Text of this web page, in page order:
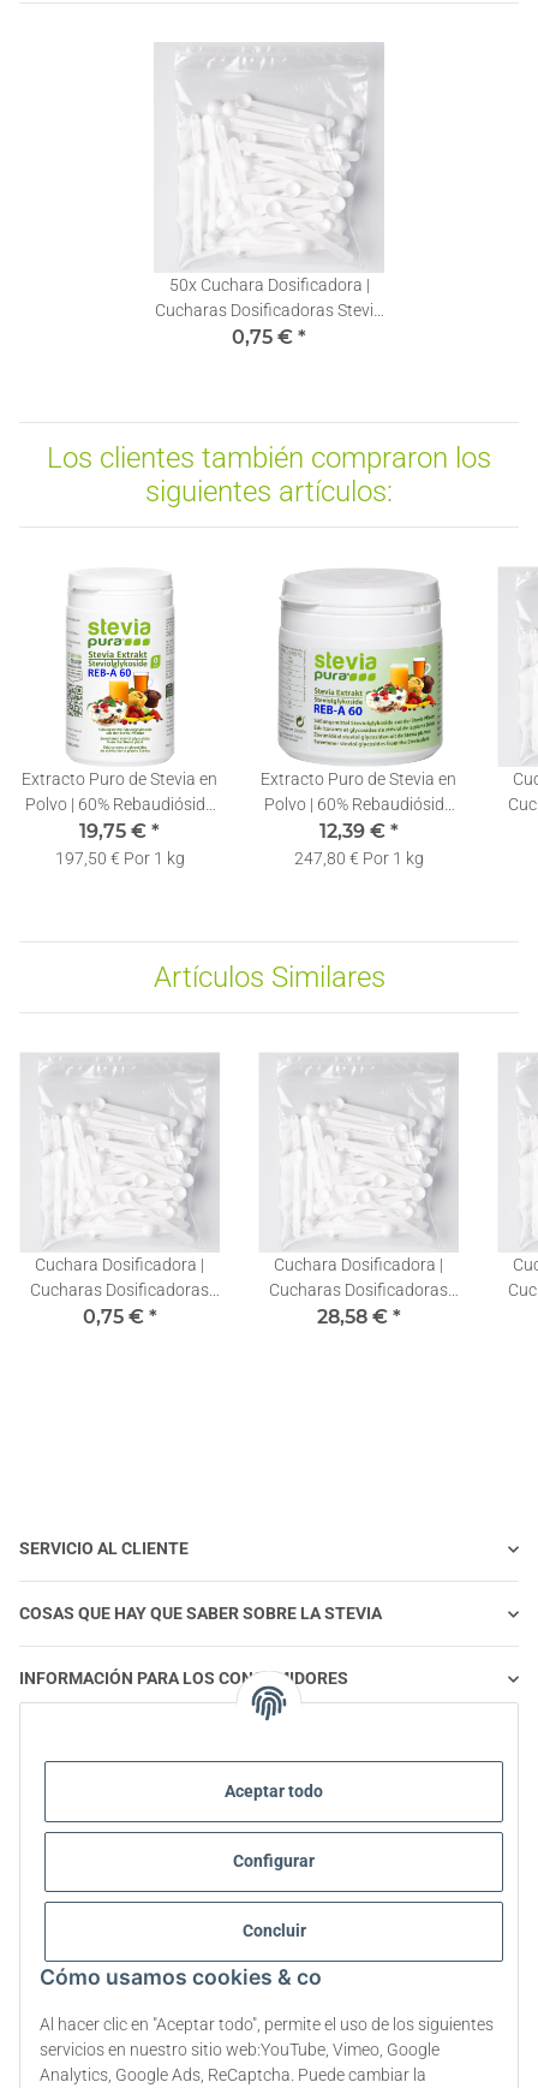
Aceptar todo
Configurar
Concluir
Cómo usamos cookies & co
Al hacer clic en "Aceptar todo", permite el uso de los siguientes
servicios en nuestro sitio web:YouTube, Vimeo, Google
Analytics, Google Ads, ReCaptcha. Puede cambiar la
50x Cuchara Dosificadora |
Cucharas Dosificadoras Stevia
0,10ml | 1 Pieza
0,75 € *
Los clientes también compraron los
siguientes artículos:
Extracto Puro de Stevia en
Polvo | 60% Rebaudiósido
A | Incl. Cuchara
Dosificadora | 100g
19,75 € *
197,50 € Por 1 kg
Extracto Puro de Stevia en
Polvo | 60% Rebaudiósido
A | Incl. Cuchara
Dosificadora | 50g
12,39 € *
247,80 € Por 1 kg
Artículos Similares
Cuchara Dosificadora |
Cucharas Dosificadoras
Stevia 0,10ml | 1 Pieza
0,75 € *
Cuchara Dosificadora |
Cucharas Dosificadoras
Stevia 0,10ml | 100 Piezas
28,58 € *
SERVICIO AL CLIENTE
COSAS QUE HAY QUE SABER SOBRE LA STEVIA
INFORMACIÓN PARA LOS CONSUMIDORES
INFORMACIÓN SOBRE EL PRODUCTO STEVIA